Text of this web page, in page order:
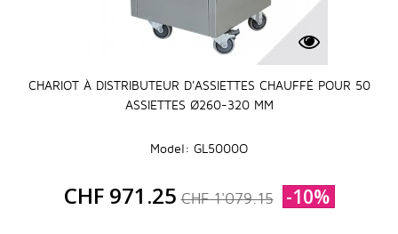
CHARIOT À DISTRIBUTEUR D'ASSIETTES CHAUFFÉ POUR 50
ASSIETTES Ø260-320 MM
Model: GL5000O
CHF 971.25 CHF 1'079.15 -10%